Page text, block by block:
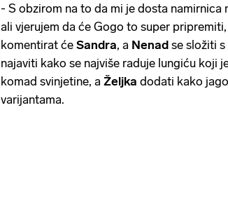
- S obzirom na to da mi je dosta namirnica
ali vjerujem da će Gogo to super
komentirat će Sandra, a Nenad se složiti s
najaviti kako se najviše raduje lungiću koji
komad svinjetine, a Željka dodati kako
varijantama.